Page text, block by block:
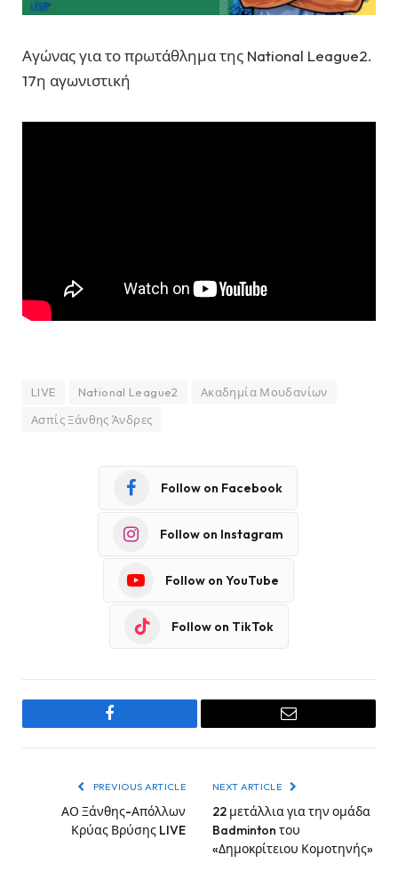
Αγώνας για το πρωτάθλημα της National League2.
17η αγωνιστική
LIVE National League2
Ακαδημία Μουδανίων
Ασπίς Ξάνθης Άνδρες
Follow on Facebook
Follow on Instagram
Follow on YouTube
Follow on TikTok
Facebook Email
PREVIOUS ARTICLE
ΑΟ Ξάνθης-Απόλλων
Κρύας Βρύσης LIVE
NEXT ARTICLE
22 μετάλλια για την ομάδα
Badminton του
«Δημοκρίτειου Κομοτηνής»